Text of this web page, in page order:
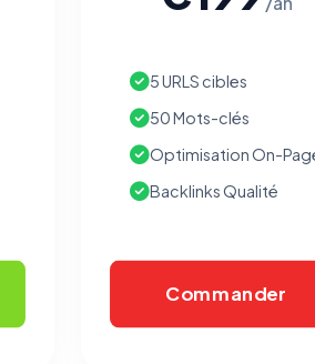
5 URLS cibles
50 Mots-clés
Optimisation On-
Backlinks Qualité
Commander